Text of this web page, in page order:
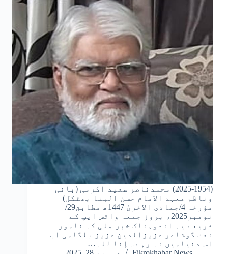
(2025-1954) محمدناصر سعید اکرمی (بانی
وناظم معہد الامام حسن البنا بھٹکل)
مؤرخہ 4/جمادی الاخریٰ 1447ھ مطابق29/
نومبر2025ء بروز جمعہ واٹس ایپ کے
ذریعے یہ اندوہناک خبر ملی کہ نامور
نعت گوشاعر عزیزالدین عزیز بلگامی اب
اس دنیامیں نہ رہے۔ إنا للہ…